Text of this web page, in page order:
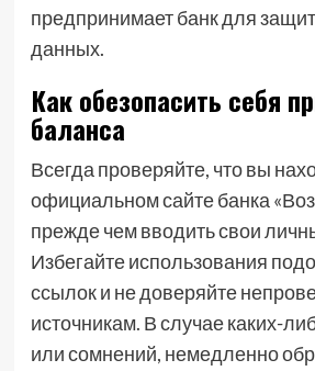
предпринимает банк для
данных.
Как обезопасить себя
баланса
Всегда проверяйте, что вы
официальном сайте банка
прежде чем вводить свои
Избегайте использования
ссылок и не доверяйте
источникам. В случае каких-
или сомнений, немедленно